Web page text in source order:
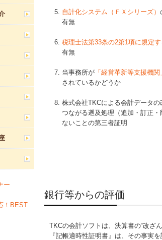
自計化システム（ＦＸシリーズ）
有無
税理士法第33条の2第1項に規定
有無
当事務所が 「経営革新等支援機関
されているかどうか
株式会社TKCによる会計データの
つながる遡及処理（追加・訂正・
ないことの第三者証明
銀行等からの評価
TKCの会計ソフトは、決算書の“改ざ
『記帳適時性証明書』は、その事実を